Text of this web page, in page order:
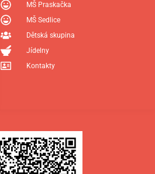
MŠ Praskačka
MŠ Sedlice
Dětská skupina
Jídelny
Kontakty